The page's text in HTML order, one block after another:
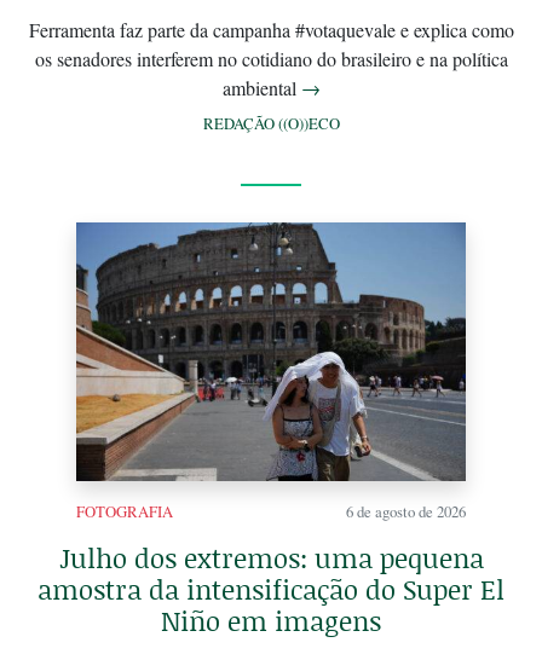
Ferramenta faz parte da campanha #votaquevale e explica como
os senadores interferem no cotidiano do brasileiro e na política
ambiental →
REDAÇÃO ((O))ECO
FOTOGRAFIA 6 de agosto de 2026
Julho dos extremos: uma pequena
amostra da intensificação do Super El
Niño em imagens